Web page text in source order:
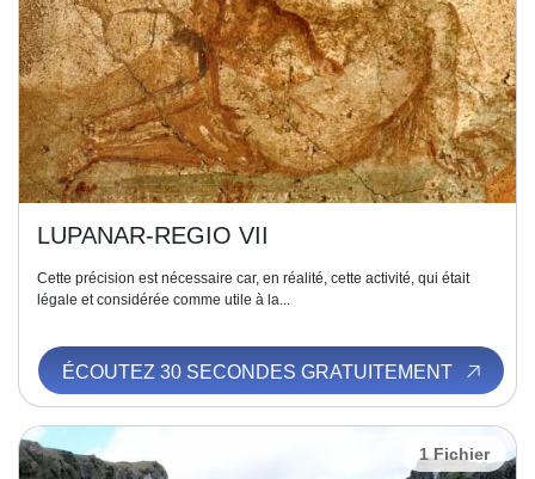
LUPANAR-REGIO VII
Cette précision est nécessaire car, en réalité, cette activité, qui était
légale et considérée comme utile à la...
ÉCOUTEZ 30 SECONDES GRATUITEMENT
1 Fichier